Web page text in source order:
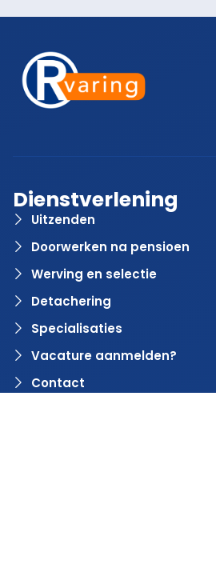
Dienstverlening
Uitzenden
Doorwerken na pensioen
Werving en selectie
Detachering
Specialisaties
Vacature aanmelden?
Contact